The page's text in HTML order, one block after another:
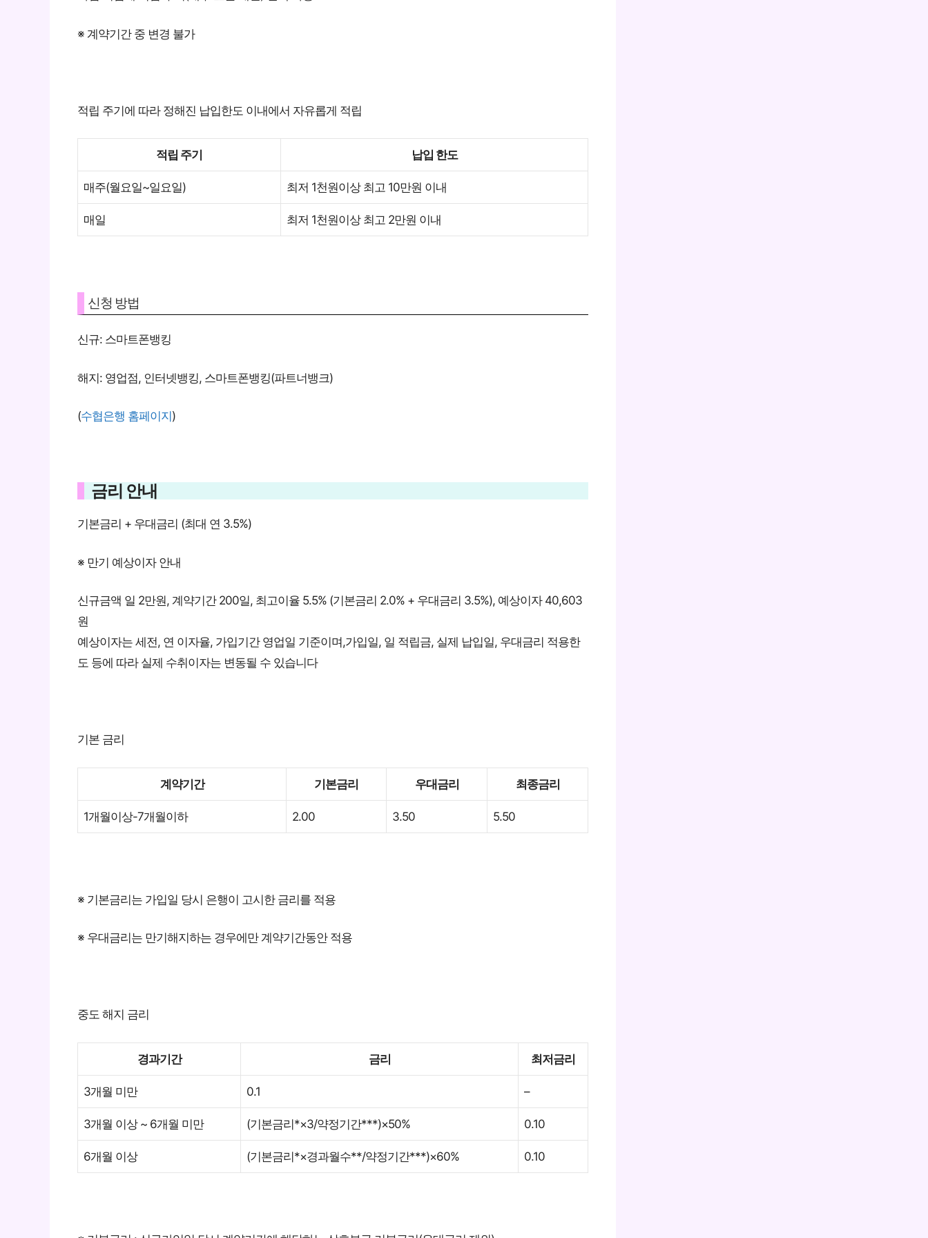
※ 계약기간 중 변경 불가
적립 주기에 따라 정해진 납입한도 이내에서 자유롭게 적립
적립 주기 납입 한도
매주(월요일~일요일) 최저 1천원이상 최고 10만원 이내
매일 최저 1천원이상 최고 2만원 이내
신청 방법
신규: 스마트폰뱅킹
해지: 영업점, 인터넷뱅킹, 스마트폰뱅킹(파트너뱅크)
(수협은행 홈페이지)
금리 안내
기본금리 + 우대금리 (최대 연 3.5%)
※ 만기 예상이자 안내
신규금액 일 2만원, 계약기간 200일, 최고이율 5.5% (기본금리 2.0% + 우대금리 3.5%), 예상이자 40,603
원
예상이자는 세전, 연 이자율, 가입기간 영업일 기준이며,가입일, 일 적립금, 실제 납입일, 우대금리 적용한
도 등에 따라 실제 수취이자는 변동될 수 있습니다
기본 금리
계약기간 기본금리 우대금리 최종금리
1개월이상-7개월이하 2.00 3.50 5.50
※ 기본금리는 가입일 당시 은행이 고시한 금리를 적용
※ 우대금리는 만기해지하는 경우에만 계약기간동안 적용
중도 해지 금리
경과기간 금리 최저금리
3개월 미만 0.1 –
3개월 이상 ~ 6개월 미만 (기본금리*×3/약정기간***)×50% 0.10
6개월 이상 (기본금리*×경과월수**/약정기간***)×60% 0.10